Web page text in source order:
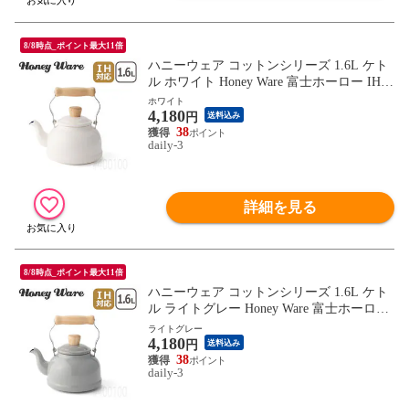
8/8時点_ポイント最大11倍
ハニーウェア コットンシリーズ 1.6L ケト
ル ホワイト Honey Ware 富士ホーロー IH対
応 直火（ガス火）対応 【北海道・沖縄は9
90円加算】how077-13
ホワイト
4,180円 送料込み
38
daily-3
詳細を見る
8/8時点_ポイント最大11倍
ハニーウェア コットンシリーズ 1.6L ケト
ル ライトグレー Honey Ware 富士ホーロー
IH対応 直火（ガス火）対応 【北海道・沖
縄は990円加算】how077-14
ライトグレー
4,180円 送料込み
38
daily-3